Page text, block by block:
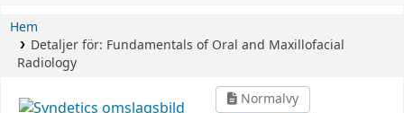
Hem
Detaljer för: Fundamentals of Oral and Maxillofacial
Radiology
Normalvy